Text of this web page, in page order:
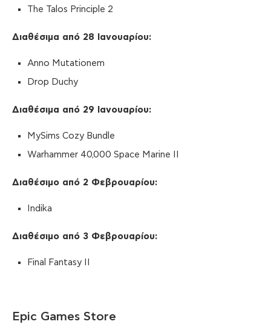
The Talos Principle 2
Διαθέσιμα από 28 Ιανουαρίου:
Anno Mutationem
Drop Duchy
Διαθέσιμα από 29 Ιανουαρίου:
MySims Cozy Bundle
Warhammer 40,000 Space Marine II
Διαθέσιμο από 2 Φεβρουαρίου:
Indika
Διαθέσιμο από 3 Φεβρουαρίου:
Final Fantasy II
Epic Games Store